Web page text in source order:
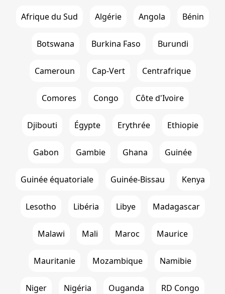
Afrique du Sud Algérie Angola Bénin
Botswana Burkina Faso Burundi
Cameroun Cap-Vert Centrafrique
Comores Congo Côte d'Ivoire
Djibouti Égypte Erythrée Ethiopie
Gabon Gambie Ghana Guinée
Guinée équatoriale Guinée-Bissau Kenya
Lesotho Libéria Libye Madagascar
Malawi Mali Maroc Maurice
Mauritanie Mozambique Namibie
Niger Nigéria Ouganda RD Congo